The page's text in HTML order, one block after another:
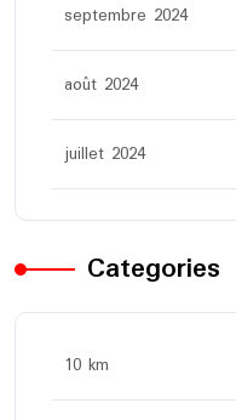
septembre 2024
août 2024
juillet 2024
Categories
10 km